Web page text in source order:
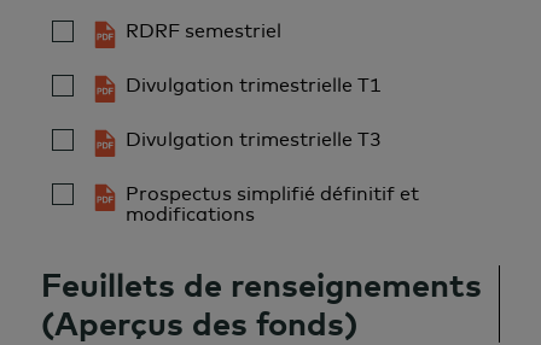
RDRF semestriel
Divulgation trimestrielle T1
Divulgation trimestrielle T3
Prospectus simplifié définitif et
modifications
Feuillets de renseignements
(Aperçus des fonds)